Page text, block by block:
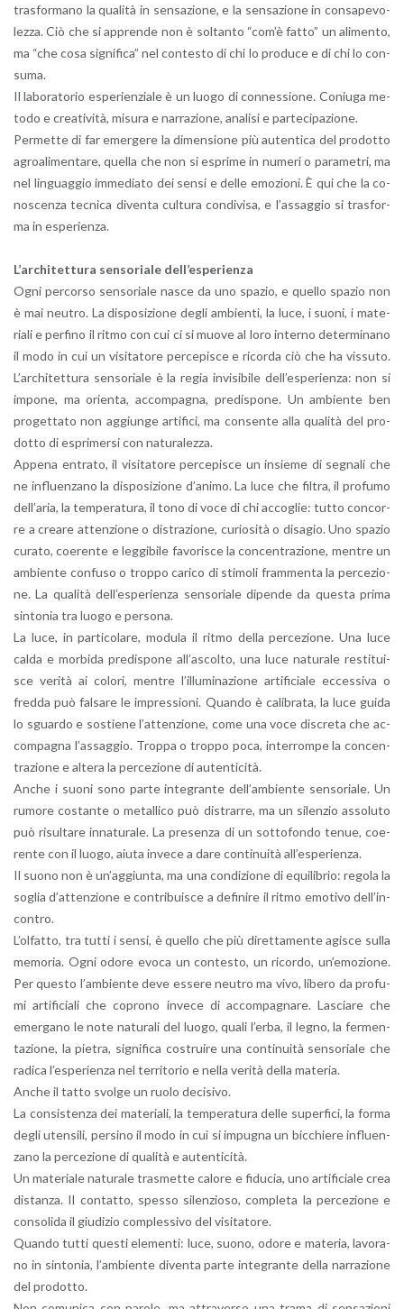
tra­sfor­ma­no la qua­li­tà in sen­sa­zio­ne, e la sen­sa­zio­ne in con­sa­pe­vo­
lez­za. Ciò che si ap­pren­de non è sol­tan­to “com’è fatto” un ali­men­to,
ma “che cosa si­gni­fi­ca” nel con­te­sto di chi lo pro­du­ce e di chi lo con­
su­ma.
Il la­bo­ra­to­rio espe­rien­zia­le è un luogo di con­nes­sio­ne. Co­niu­ga me­
to­do e crea­ti­vi­tà, mi­su­ra e nar­ra­zio­ne, ana­li­si e par­te­ci­pa­zio­ne.
Per­met­te di far emer­ge­re la di­men­sio­ne più au­ten­ti­ca del pro­dot­to
agroa­li­men­ta­re, quel­la che non si espri­me in nu­me­ri o pa­ra­me­tri, ma
nel lin­guag­gio im­me­dia­to dei sensi e delle emo­zio­ni. È qui che la co­
no­scen­za tec­ni­ca di­ven­ta cul­tu­ra con­di­vi­sa, e l’as­sag­gio si tra­sfor­
ma in espe­rien­za.
L’ar­chi­tet­tu­ra sen­so­ria­le del­l’e­spe­rien­za
Ogni per­cor­so sen­so­ria­le nasce da uno spa­zio, e quel­lo spa­zio non
è mai neu­tro. La di­spo­si­zio­ne degli am­bien­ti, la luce, i suoni, i ma­te­
ria­li e per­fi­no il ritmo con cui ci si muove al loro in­ter­no de­ter­mi­na­no
il modo in cui un vi­si­ta­to­re per­ce­pi­sce e ri­cor­da ciò che ha vis­su­to.
L’ar­chi­tet­tu­ra sen­so­ria­le è la regia in­vi­si­bi­le del­l’e­spe­rien­za: non si
im­po­ne, ma orien­ta, ac­com­pa­gna, pre­di­spo­ne. Un am­bien­te ben
pro­get­ta­to non ag­giun­ge ar­ti­fi­ci, ma con­sen­te alla qua­li­tà del pro­
dot­to di espri­mer­si con na­tu­ra­lez­za.
Ap­pe­na en­tra­to, il vi­si­ta­to­re per­ce­pi­sce un in­sie­me di se­gna­li che
ne in­fluen­za­no la di­spo­si­zio­ne d’a­ni­mo. La luce che fil­tra, il pro­fu­mo
del­l’a­ria, la tem­pe­ra­tu­ra, il tono di voce di chi ac­co­glie: tutto con­cor­
re a crea­re at­ten­zio­ne o di­stra­zio­ne, cu­rio­si­tà o di­sa­gio. Uno spa­zio
cu­ra­to, coe­ren­te e leg­gi­bi­le fa­vo­ri­sce la con­cen­tra­zio­ne, men­tre un
am­bien­te con­fu­so o trop­po ca­ri­co di sti­mo­li fram­men­ta la per­ce­zio­
ne. La qua­li­tà del­l’e­spe­rien­za sen­so­ria­le di­pen­de da que­sta prima
sin­to­nia tra luogo e per­so­na.
La luce, in par­ti­co­la­re, mo­du­la il ritmo della per­ce­zio­ne. Una luce
calda e mor­bi­da pre­di­spo­ne al­l’a­scol­to, una luce na­tu­ra­le re­sti­tui­
sce ve­ri­tà ai co­lo­ri, men­tre l’il­lu­mi­na­zio­ne ar­ti­fi­cia­le ec­ces­si­va o
fred­da può fal­sa­re le im­pres­sio­ni. Quan­do è ca­li­bra­ta, la luce guida
lo sguar­do e so­stie­ne l’at­ten­zio­ne, come una voce di­scre­ta che ac­
com­pa­gna l’as­sag­gio. Trop­pa o trop­po poca, in­ter­rom­pe la con­cen­
tra­zio­ne e al­te­ra la per­ce­zio­ne di au­ten­ti­ci­tà.
Anche i suoni sono parte in­te­gran­te del­l’am­bien­te sen­so­ria­le. Un
ru­mo­re co­stan­te o me­tal­li­co può di­strar­re, ma un si­len­zio as­so­lu­to
può ri­sul­ta­re in­na­tu­ra­le. La pre­sen­za di un sot­to­fon­do tenue, coe­
ren­te con il luogo, aiuta in­ve­ce a dare con­ti­nui­tà al­l’e­spe­rien­za.
Il suono non è un’ag­giun­ta, ma una con­di­zio­ne di equi­li­brio: re­go­la la
so­glia d’at­ten­zio­ne e con­tri­bui­sce a de­fi­ni­re il ritmo emo­ti­vo del­l’in­
con­tro.
L’ol­fat­to, tra tutti i sensi, è quel­lo che più di­ret­ta­men­te agi­sce sulla
me­mo­ria. Ogni odore evoca un con­te­sto, un ri­cor­do, un’e­mo­zio­ne.
Per que­sto l’am­bien­te deve es­se­re neu­tro ma vivo, li­be­ro da pro­fu­
mi ar­ti­fi­cia­li che co­pro­no in­ve­ce di ac­com­pa­gna­re. La­scia­re che
emer­ga­no le note na­tu­ra­li del luogo, quali l’er­ba, il legno, la fer­men­
ta­zio­ne, la pie­tra, si­gni­fi­ca co­strui­re una con­ti­nui­tà sen­so­ria­le che
ra­di­ca l’e­spe­rien­za nel ter­ri­to­rio e nella ve­ri­tà della ma­te­ria.
Anche il tatto svol­ge un ruolo de­ci­si­vo.
La con­si­sten­za dei ma­te­ria­li, la tem­pe­ra­tu­ra delle su­per­fi­ci, la forma
degli uten­si­li, per­si­no il modo in cui si im­pu­gna un bic­chie­re in­fluen­
za­no la per­ce­zio­ne di qua­li­tà e au­ten­ti­ci­tà.
Un ma­te­ria­le na­tu­ra­le tra­smet­te ca­lo­re e fi­du­cia, uno ar­ti­fi­cia­le crea
di­stan­za. Il con­tat­to, spes­so si­len­zio­so, com­ple­ta la per­ce­zio­ne e
con­so­li­da il giu­di­zio com­ples­si­vo del vi­si­ta­to­re.
Quan­do tutti que­sti ele­men­ti: luce, suono, odore e ma­te­ria, la­vo­ra­
no in sin­to­nia, l’am­bien­te di­ven­ta parte in­te­gran­te della nar­ra­zio­ne
del pro­dot­to.